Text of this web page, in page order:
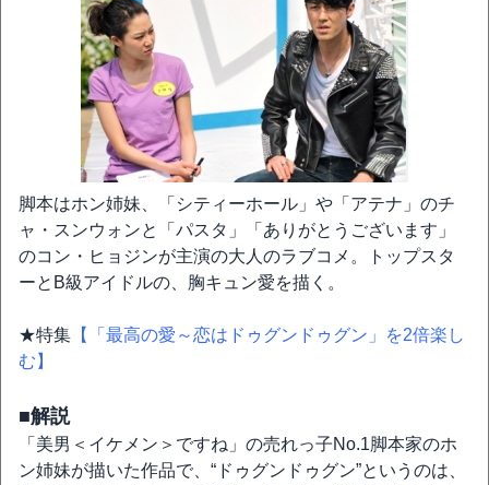
脚本はホン姉妹、「シティーホール」や「アテナ」のチ
ャ・スンウォンと「パスタ」「ありがとうございます」
のコン・ヒョジンが主演の大人のラブコメ。トップスタ
ーとB級アイドルの、胸キュン愛を描く。
★特集 【「最高の愛～恋はドゥグンドゥグン」を2倍楽し
む】
■解説
「美男＜イケメン＞ですね」の売れっ子No.1脚本家のホ
ン姉妹が描いた作品で、“ドゥグンドゥグン”というのは、